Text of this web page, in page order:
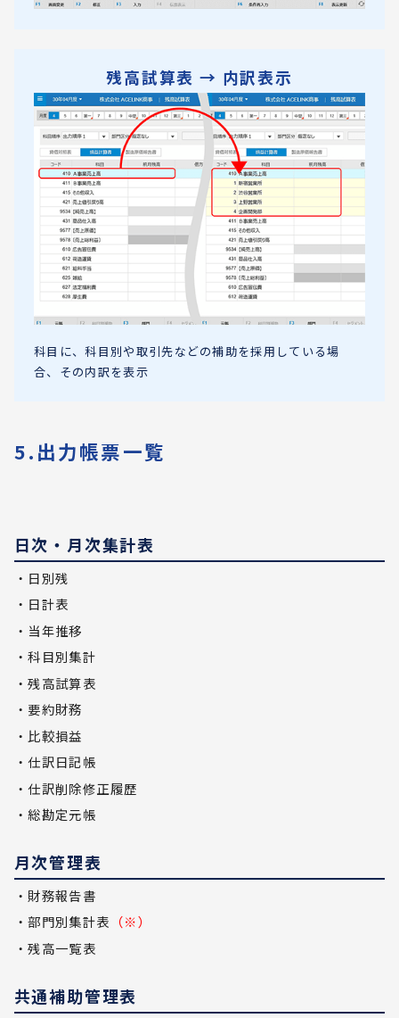
残高試算表 → 内訳表示
科目に、科目別や取引先などの補助を採用している場
合、その内訳を表示
5.出力帳票一覧
日次・月次集計表
・日別残
・日計表
・当年推移
・科目別集計
・残高試算表
・要約財務
・比較損益
・仕訳日記帳
・仕訳削除修正履歴
・総勘定元帳
月次管理表
・財務報告書
・部門別集計表 （※）
・残高一覧表
共通補助管理表